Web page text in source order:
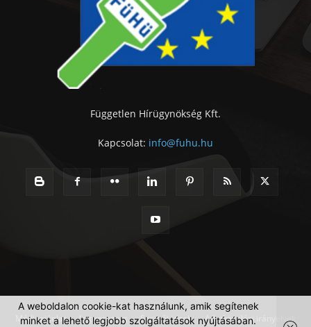
Független Hírügynökség Kft.
Kapcsolat: info@fuhu.hu
Médiaajánlat Impresszum Szerzői jogok Adatkezelési irányelvek
A weboldalon cookie-kat használunk, amik segítenek
minket a lehető legjobb szolgáltatások nyújtásában.